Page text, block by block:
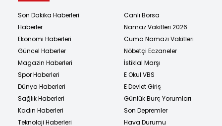
Son Dakika Haberleri
Haberler
Ekonomi Haberleri
Güncel Haberler
Magazin Haberleri
Spor Haberleri
Dünya Haberleri
Sağlık Haberleri
Kadın Haberleri
Teknoloji Haberleri
Canlı Borsa
Namaz Vakitleri 2026
Cuma Namazı Vakitleri
Nöbetçi Eczaneler
İstiklal Marşı
E Okul VBS
E Devlet Giriş
Günlük Burç Yorumları
Son Depremler
Hava Durumu